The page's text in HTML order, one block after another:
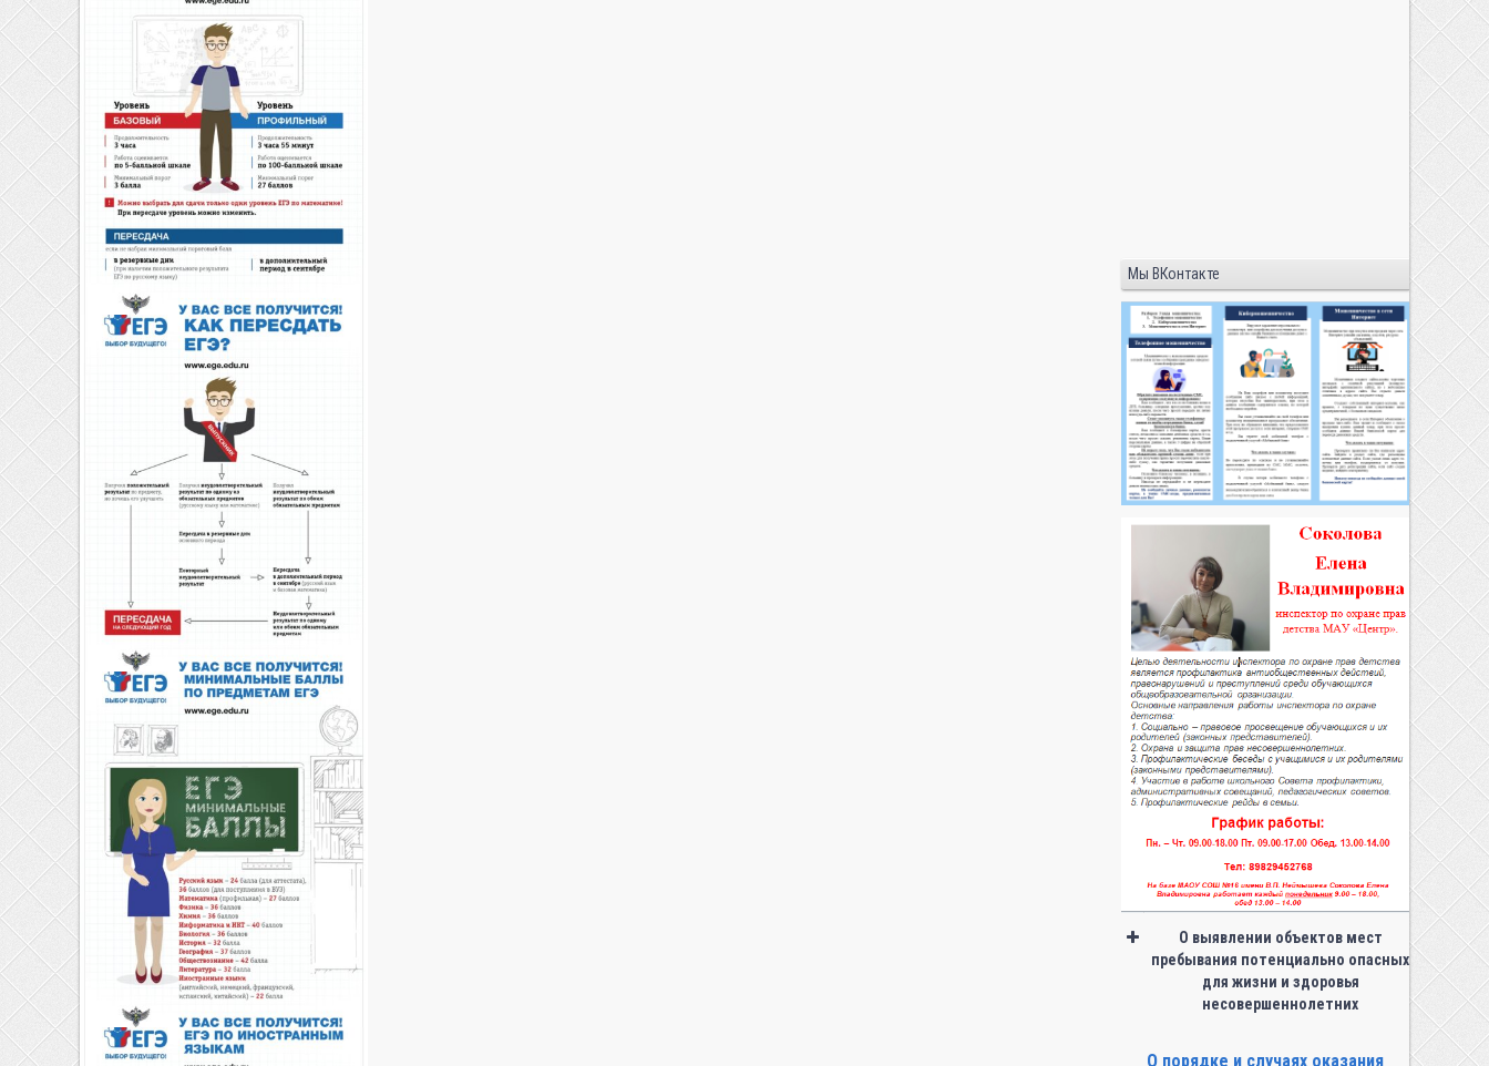
Мы ВКонтакте
О выявлении объектов мест
пребывания потенциально опасных
для жизни и здоровья
несовершеннолетних
О порядке и случаях оказания